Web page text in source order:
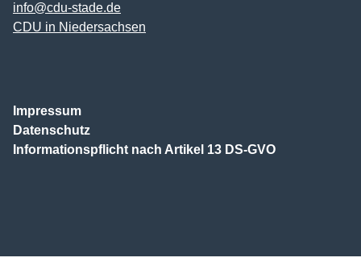
info@cdu-stade.de
CDU in Niedersachsen
Impressum
Datenschutz
Informationspflicht nach Artikel 13 DS-GVO